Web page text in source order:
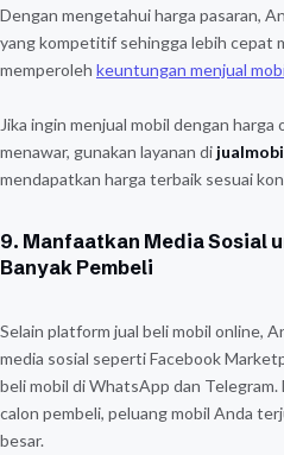
Dengan mengetahui harga pasaran,
yang kompetitif sehingga lebih cepat
memperoleh keuntungan menjual
Jika ingin menjual mobil dengan
menawar, gunakan layanan di
mendapatkan harga terbaik sesuai
9. Manfaatkan Media Sosial
Banyak Pembeli
Selain platform jual beli mobil online,
media sosial seperti Facebook
beli mobil di WhatsApp dan
calon pembeli, peluang mobil Anda
besar.